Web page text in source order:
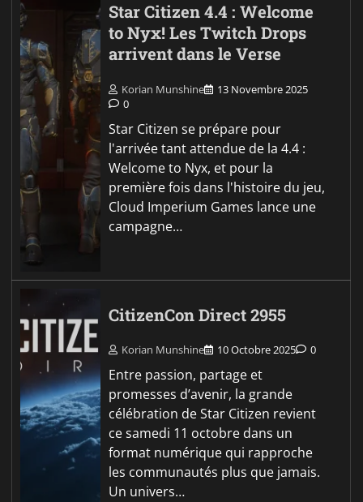
Star Citizen 4.4 : Welcome
to Nyx! Les Twitch Drops
arrivent dans le Verse
Korian Munshine
13 Novembre 2025
0
Star Citizen se prépare pour
l'arrivée tant attendue de la 4.4 :
Welcome to Nyx, et pour la
première fois dans l'histoire du jeu,
Cloud Imperium Games lance une
campagne…
CitizenCon Direct 2955
Korian Munshine 10 Octobre 2025 0
Entre passion, partage et
promesses d’avenir, la grande
célébration de Star Citizen revient
ce samedi 11 octobre dans un
format numérique qui rapproche
les communautés plus que jamais.
Un univers…